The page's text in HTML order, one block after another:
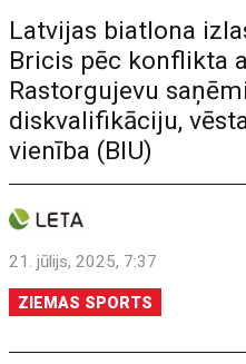
Latvijas biatlona
Bricis pēc konflikta
Rastorgujevu
diskvalifikāciju,
vienība (BIU)
21. jūlijs, 2025, 7:37
ZIEMAS SPORTS